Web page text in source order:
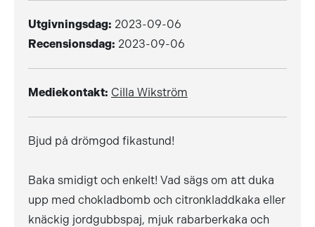
Utgivningsdag: 2023-09-06
Recensionsdag: 2023-09-06
Mediekontakt: Cilla Wikström
Bjud på drömgod fikastund!
Baka smidigt och enkelt! Vad sägs om att duka
upp med chokladbomb och citronkladdkaka eller
knäckig jordgubbspaj, mjuk rabarberkaka och